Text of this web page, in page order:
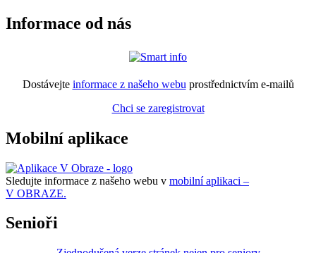
Informace od nás
Dostávejte informace z našeho webu prostřednictvím e-mailů
Chci se zaregistrovat
Mobilní aplikace
Sledujte informace z našeho webu v mobilní aplikaci –
V OBRAZE.
Senioři